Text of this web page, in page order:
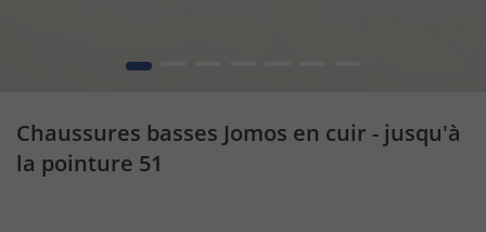
1
Chaussures basses Jomos en cuir - jusqu'à
la pointure 51